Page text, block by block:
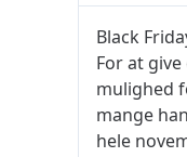
leder efter.
først.
kan tage
Black
For at
mulighed
mange
hele